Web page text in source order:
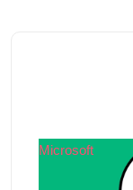
Microsoft